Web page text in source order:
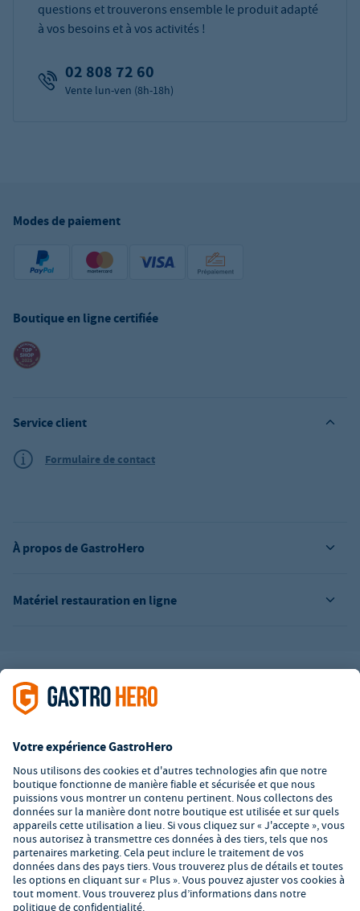
questions et trouverons ensemble le produit adapté
à vos besoins et à vos activités !
02 808 72 60
Vente lun-ven (8h-18h)
Modes de paiement
Boutique en ligne certifiée
Matériel restauration en ligne
À propos de GastroHero
Service client
Formulaire de contact
L’offre de la société GastroHero est exclusivement destinée aux
entreprises. Tous les prix sont des prix unitaires nets majorés de
Certaines méthodes de paiement peuvent entraîner des frais
supplémentaires .
² PVC : Prix de Vente Conseillé par le fabricant
*A partir d'un montant de 350€ net. Jusqu'à cette date, les frais
de port s'élèvent à 7,90€ (hors TVA).